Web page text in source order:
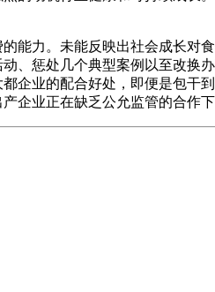
能力。未能反映出社会成长对
、惩处几个典型案例以至改换
企业的配合好处，即便是包干
企业正在缺乏公允监管的合作下